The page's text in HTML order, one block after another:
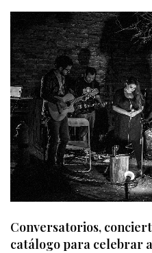
Conversatorios,
catálogo para celebrar